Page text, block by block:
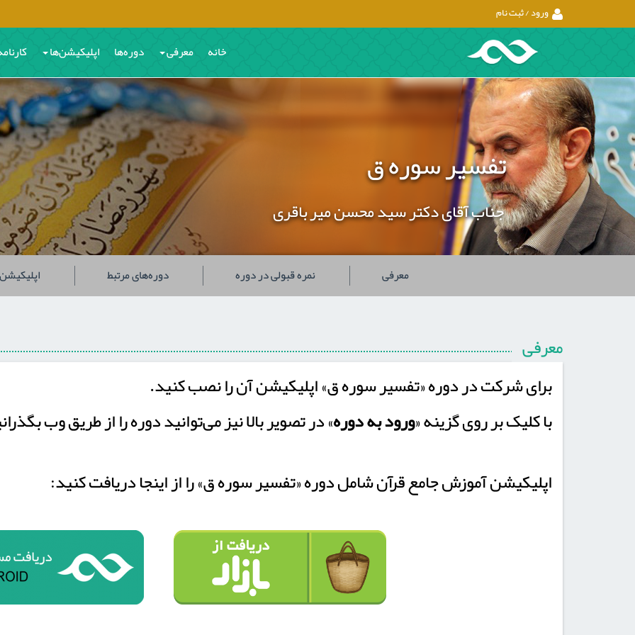
ورود / ثبت نام
خانه معرفی دوره‌ها اپلیکیشن‌ها
تفسیر سوره ق
جناب آقای دکتر سید محسن میرباقری
معرفی نمره قبولی در دوره دوره‌های مرتبط اپلیکیشن
معرفی
برای شرکت در دوره «تفسیر سوره ق» اپلیکیشن آن را نصب کنید.
با کلیک بر روی گزینه «ورود به دوره» در تصویر بالا نیز می‌توانید دوره را از طریق وب
اپلیکیشن آموزش جامع قرآن شامل دوره «تفسیر سوره ق» را از اینجا دریافت کنید: